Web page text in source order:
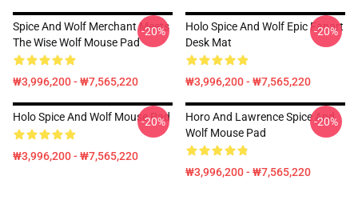
Spice And Wolf Merchant Meets
The Wise Wolf Mouse Pad
₩3,996,200 - ₩7,565,220
-20%
Holo Spice And Wolf Epic Fanart
Desk Mat
₩3,996,200 - ₩7,565,220
-20%
Holo Spice And Wolf Mouse Pad
₩3,996,200 - ₩7,565,220
-20%
Horo And Lawrence Spice And
Wolf Mouse Pad
₩3,996,200 - ₩7,565,220
-20%